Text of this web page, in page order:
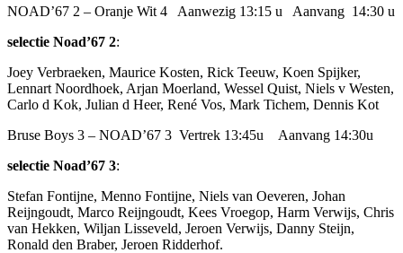
NOAD’67 2 – Oranje Wit 4 Aanwezig 13:15 u Aanvang 14:30 u
selectie Noad’67 2:
Joey Verbraeken, Maurice Kosten, Rick Teeuw, Koen Spijker,
Lennart Noordhoek, Arjan Moerland, Wessel Quist, Niels v Westen,
Carlo d Kok, Julian d Heer, René Vos, Mark Tichem, Dennis Kot
Bruse Boys 3 – NOAD’67 3 Vertrek 13:45u Aanvang 14:30u
selectie Noad’67 3:
Stefan Fontijne, Menno Fontijne, Niels van Oeveren, Johan
Reijngoudt, Marco Reijngoudt, Kees Vroegop, Harm Verwijs, Chris
van Hekken, Wiljan Lisseveld, Jeroen Verwijs, Danny Steijn,
Ronald den Braber, Jeroen Ridderhof.